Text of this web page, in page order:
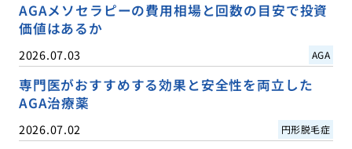
AGAメソセラピーの費用相場と回数の目安で投資
価値はあるか
2026.07.03 AGA
専門医がおすすめする効果と安全性を両立した
AGA治療薬
2026.07.02 円形脱毛症